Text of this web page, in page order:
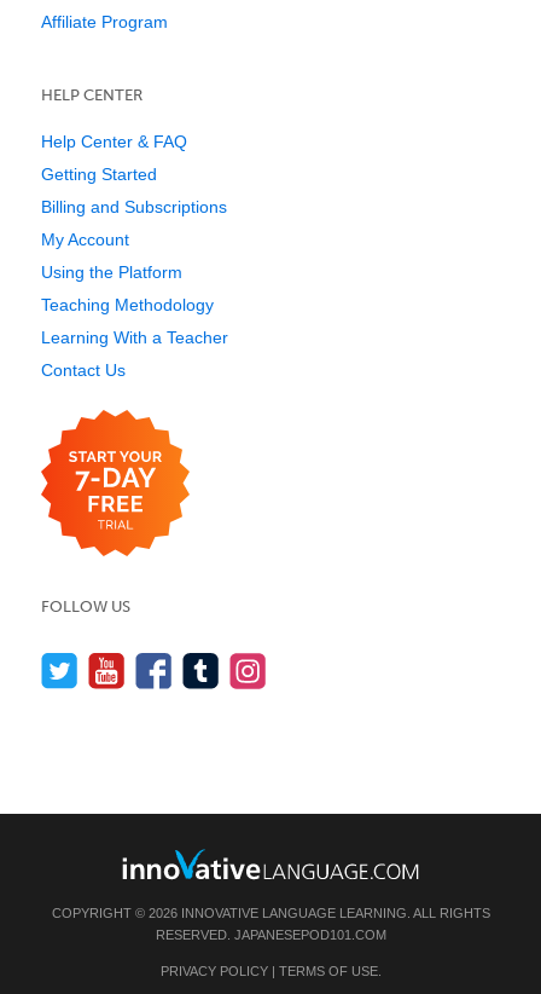
Affiliate Program
HELP CENTER
Help Center & FAQ
Getting Started
Billing and Subscriptions
My Account
Using the Platform
Teaching Methodology
Learning With a Teacher
Contact Us
FOLLOW US
COPYRIGHT © 2026 INNOVATIVE LANGUAGE LEARNING. ALL RIGHTS
RESERVED. JAPANESEPOD101.COM
PRIVACY POLICY| TERMS OF USE.